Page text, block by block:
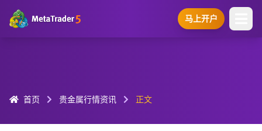
马上开户
首页 贵金属行情资讯 正文